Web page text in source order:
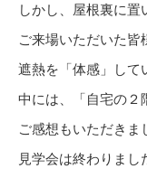
しかし、屋根裏に置
ご来場いただいた皆
遮熱を「体感」して
中には、「自宅の
ご感想もいただきま
見学会は終わりま